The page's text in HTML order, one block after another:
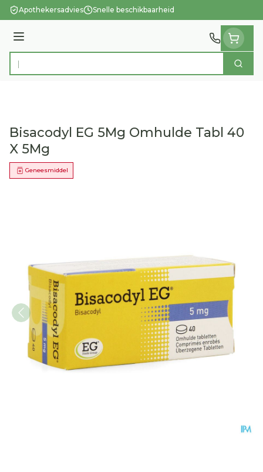
Ga naar de inhoud
Apothekersadvies Snelle beschikbaarheid
Menu
Product, merk, categorie... Zoek
Bisacodyl EG 5Mg Omhulde Tabl 40
X 5Mg
Geneesmiddel